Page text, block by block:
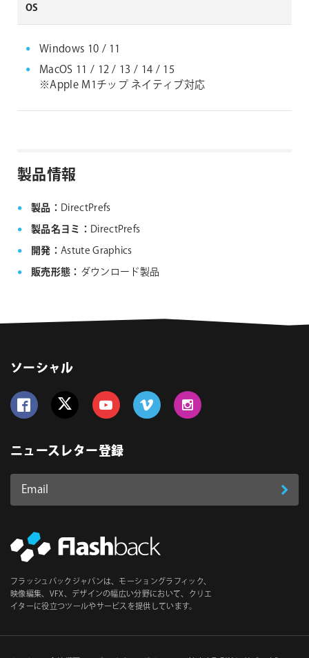
OS
Windows 10 / 11
MacOS 11 / 12 / 13 / 14 / 15
※Apple M1チップ ネイティブ対応
製品情報
製品： DirectPrefs
製品名ヨミ： DirectPrefs
開発： Astute Graphics
販売形態： ダウンロード製品
ソーシャル
ニュースレター登録
Email
ス
必
須
登
フラッシュバックジャパンは、モーショングラフィック、
映像編集、VFX、デザインの幅広い分野において、クリエ
イターに役立つツールやサービスを提供しています。